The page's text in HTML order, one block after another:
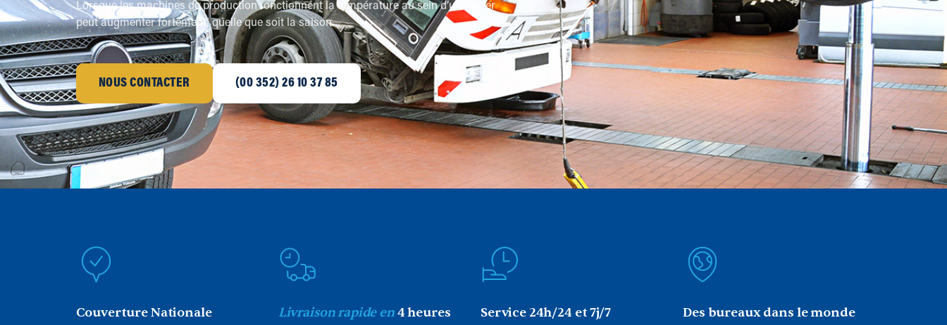
Lorsque les machines de production fonctionnent la température au sein d’un atelier
peut augmenter fortement, quelle que soit la saison.
NOUS CONTACTER (00 352) 26 10 37 85
Couverture Nationale Livraison rapide en4 heures Service 24h/24 et 7j/7
Des bureaux dans le monde